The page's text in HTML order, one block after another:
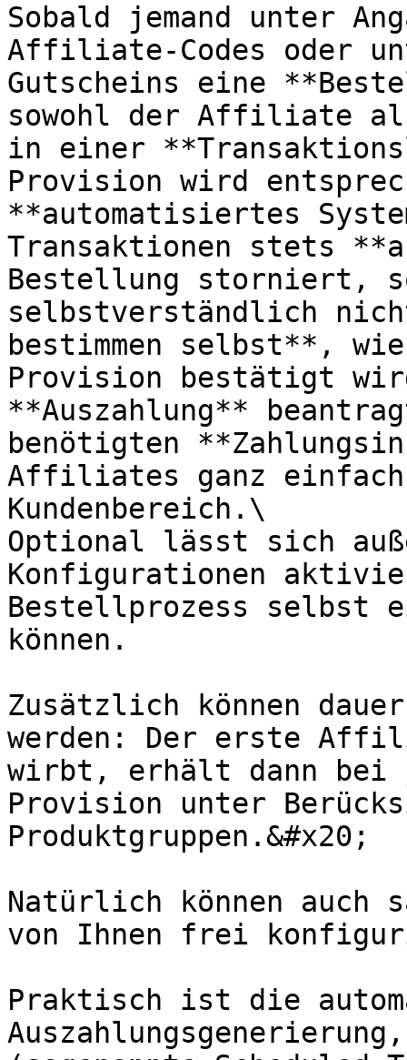
Sobald jemand unter
Affiliate-Codes oder
Gutscheins eine
sowohl der Affiliate
in einer
Provision wird
**automatisiertes
Transaktionen stets
Bestellung storniert,
selbstverständlich
bestimmen selbst**,
Provision bestätigt
**Auszahlung**
benötigten
Affiliates ganz
Kundenbereich.\
Optional lässt sich
Konfigurationen
Bestellprozess selbst
können.
Zusätzlich können
werden: Der erste
wirbt, erhält dann bei
Provision unter
Produktgruppen.&#x20;
Natürlich können auch
von Ihnen frei
Praktisch ist die